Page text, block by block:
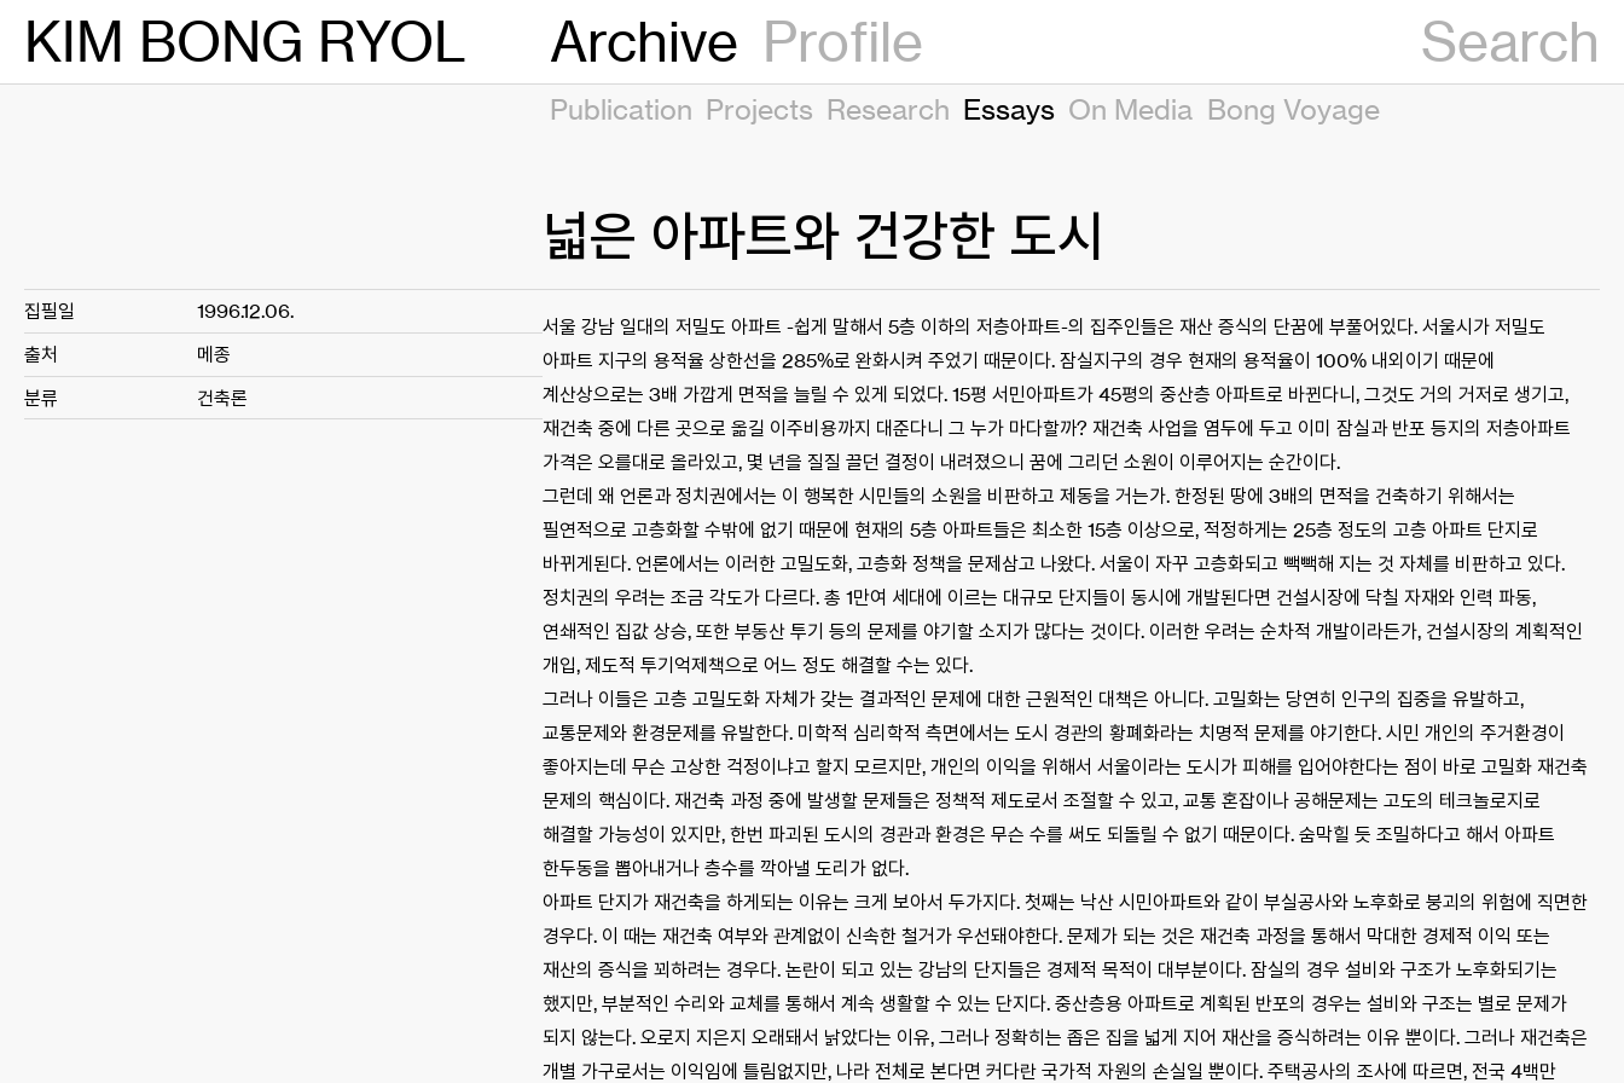
content
KIM BONG RYOL Archive
Publication Projects Research Essays On Media Bong Voyage
Profile Search
넓은 아파트와 건강한 도시
집필일
1996.12.06.
출처
메종
분류
건축론
서울 강남 일대의 저밀도 아파트 -쉽게 말해서 5층 이하의 저층아파트-의 집주인들은 재산 증식의 단꿈에 부풀어있다. 서울시가 저밀도
아파트 지구의 용적율 상한선을 285%로 완화시켜 주었기 때문이다. 잠실지구의 경우 현재의 용적율이 100% 내외이기 때문에
계산상으로는 3배 가깝게 면적을 늘릴 수 있게 되었다. 15평 서민아파트가 45평의 중산층 아파트로 바뀐다니, 그것도 거의 거저로 생기고,
재건축 중에 다른 곳으로 옮길 이주비용까지 대준다니 그 누가 마다할까? 재건축 사업을 염두에 두고 이미 잠실과 반포 등지의 저층아파트
가격은 오를대로 올라있고, 몇 년을 질질 끌던 결정이 내려졌으니 꿈에 그리던 소원이 이루어지는 순간이다.
그런데 왜 언론과 정치권에서는 이 행복한 시민들의 소원을 비판하고 제동을 거는가. 한정된 땅에 3배의 면적을 건축하기 위해서는
필연적으로 고층화할 수밖에 없기 때문에 현재의 5층 아파트들은 최소한 15층 이상으로, 적정하게는 25층 정도의 고층 아파트 단지로
바뀌게된다. 언론에서는 이러한 고밀도화, 고층화 정책을 문제삼고 나왔다. 서울이 자꾸 고층화되고 빽빽해 지는 것 자체를 비판하고 있다.
정치권의 우려는 조금 각도가 다르다. 총 1만여 세대에 이르는 대규모 단지들이 동시에 개발된다면 건설시장에 닥칠 자재와 인력 파동,
연쇄적인 집값 상승, 또한 부동산 투기 등의 문제를 야기할 소지가 많다는 것이다. 이러한 우려는 순차적 개발이라든가, 건설시장의 계획적인
개입, 제도적 투기억제책으로 어느 정도 해결할 수는 있다.
그러나 이들은 고층 고밀도화 자체가 갖는 결과적인 문제에 대한 근원적인 대책은 아니다. 고밀화는 당연히 인구의 집중을 유발하고,
교통문제와 환경문제를 유발한다. 미학적 심리학적 측면에서는 도시 경관의 황폐화라는 치명적 문제를 야기한다. 시민 개인의 주거환경이
좋아지는데 무슨 고상한 걱정이냐고 할지 모르지만, 개인의 이익을 위해서 서울이라는 도시가 피해를 입어야한다는 점이 바로 고밀화 재건축
문제의 핵심이다. 재건축 과정 중에 발생할 문제들은 정책적 제도로서 조절할 수 있고, 교통 혼잡이나 공해문제는 고도의 테크놀로지로
해결할 가능성이 있지만, 한번 파괴된 도시의 경관과 환경은 무슨 수를 써도 되돌릴 수 없기 때문이다. 숨막힐 듯 조밀하다고 해서 아파트
한두동을 뽑아내거나 층수를 깍아낼 도리가 없다.
아파트 단지가 재건축을 하게되는 이유는 크게 보아서 두가지다. 첫째는 낙산 시민아파트와 같이 부실공사와 노후화로 붕괴의 위험에 직면한
경우다. 이 때는 재건축 여부와 관계없이 신속한 철거가 우선돼야한다. 문제가 되는 것은 재건축 과정을 통해서 막대한 경제적 이익 또는
재산의 증식을 꾀하려는 경우다. 논란이 되고 있는 강남의 단지들은 경제적 목적이 대부분이다. 잠실의 경우 설비와 구조가 노후화되기는
했지만, 부분적인 수리와 교체를 통해서 계속 생활할 수 있는 단지다. 중산층용 아파트로 계획된 반포의 경우는 설비와 구조는 별로 문제가
되지 않는다. 오로지 지은지 오래돼서 낡았다는 이유, 그러나 정확히는 좁은 집을 넓게 지어 재산을 증식하려는 이유 뿐이다. 그러나 재건축은
개별 가구로서는 이익임에 틀림없지만, 나라 전체로 본다면 커다란 국가적 자원의 손실일 뿐이다. 주택공사의 조사에 따르면, 전국 4백만